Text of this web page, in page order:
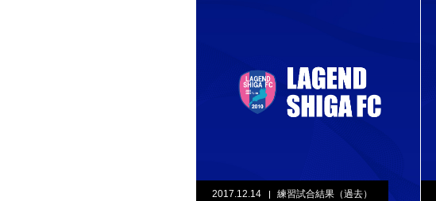
2017.12.14 練習試合結果（過去）